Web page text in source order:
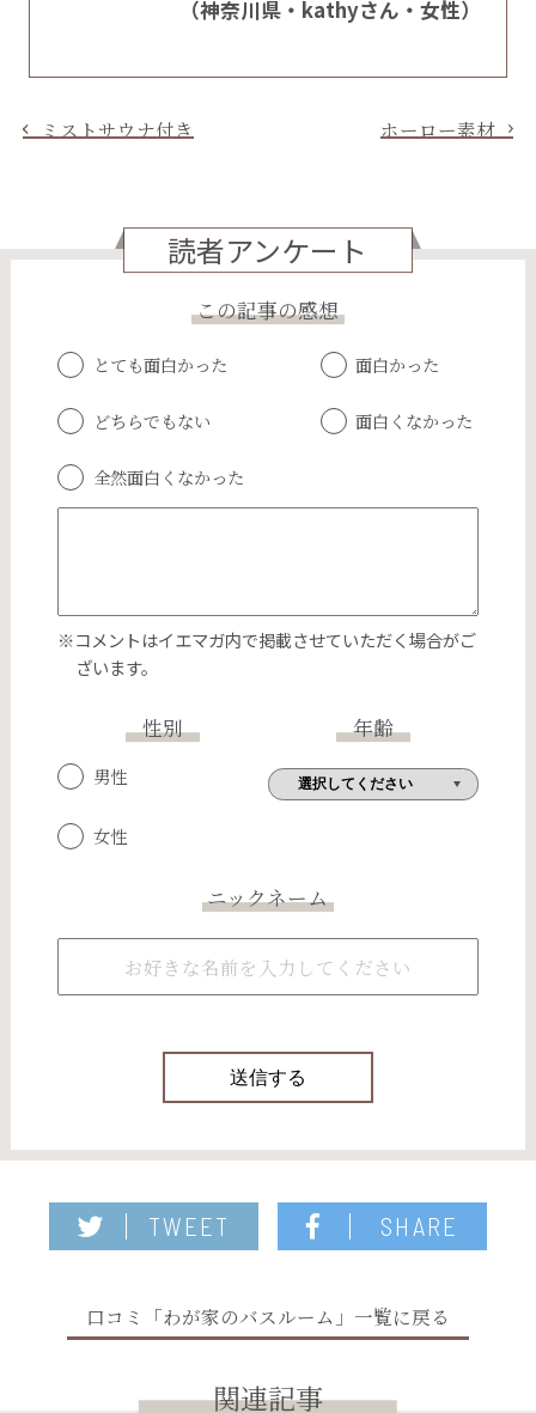
（神奈川県・kathyさん・女性）
ミストサウナ付き ホーロー素材
読者アンケート
この記事の感想
とても面白かった 面白かった
どちらでもない 面白くなかった
全然面白くなかった
※コメントはイエマガ内で掲載させていただく場合がご
ざいます。
性別
男性
女性
年齢
ニックネーム
TWEET SHARE
口コミ「わが家のバスルーム」一覧に戻る
関連記事